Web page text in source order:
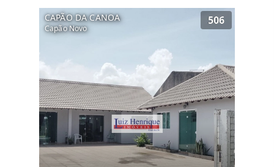
CAPÃO DA CANOA
Capão Novo
506